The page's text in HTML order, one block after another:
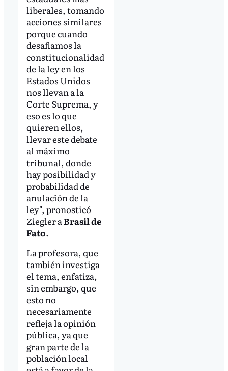
liberales, tomando
acciones similares
porque cuando
desafiamos la
constitucionalidad
de la ley en los
Estados Unidos
nos llevan a la
Corte Suprema, y
eso es lo que
quieren ellos,
llevar este debate
al máximo
tribunal, donde
hay posibilidad y
probabilidad de
anulación de la
ley", pronosticó
Ziegler aBrasil de
Fato.
La profesora, que
también investiga
el tema, enfatiza,
sin embargo, que
esto no
necesariamente
refleja la opinión
pública, ya que
gran parte de la
población local